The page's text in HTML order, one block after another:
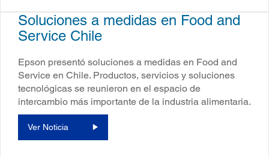
Soluciones a medidas en Food and
Service Chile
Epson presentó soluciones a medidas en Food and
Service en Chile. Productos, servicios y soluciones
tecnológicas se reunieron en el espacio de
intercambio más importante de la industria alimentaria.
Ver Noticia